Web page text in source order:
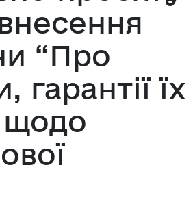
“Про
гарантії їх
щодо